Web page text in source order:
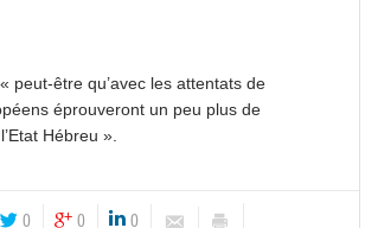
peut-être qu’avec les attentats de
éprouveront un peu plus de
Hébreu ».
0 0 0